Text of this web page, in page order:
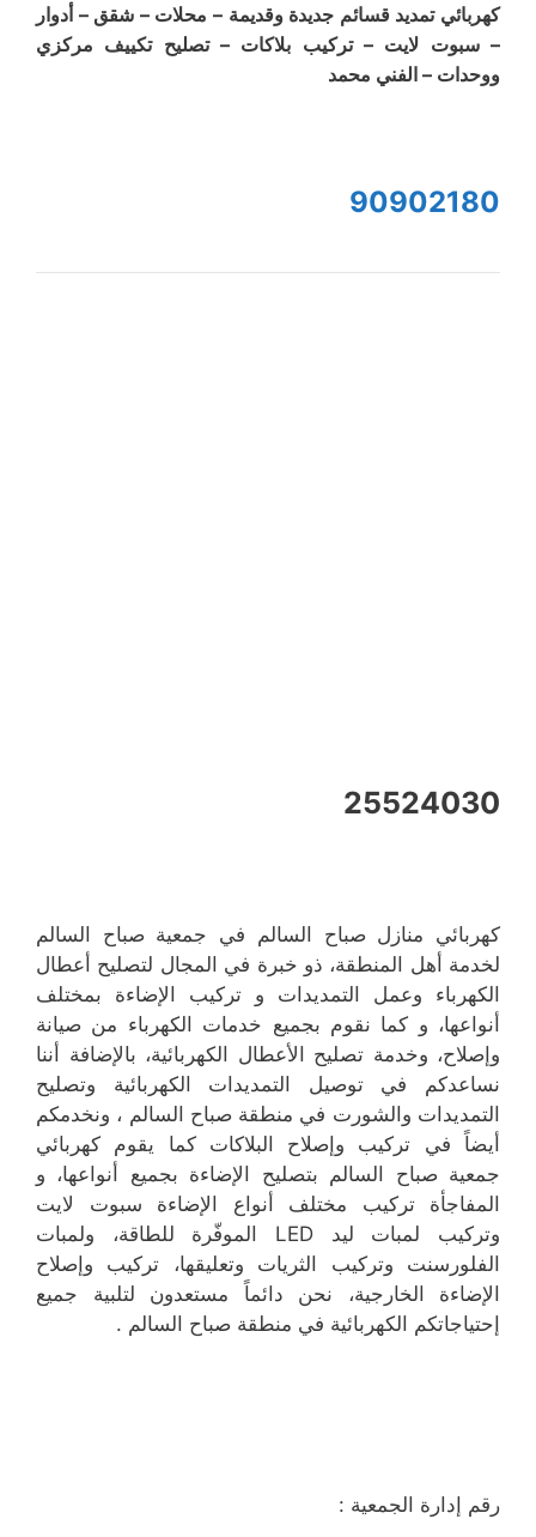
كهربائي تمديد قسائم جديدة وقديمة – محلات – شقق – أدوار
– سبوت لايت – تركيب بلاكات – تصليح تكييف مركزي
ووحدات – الفني محمد
90902180
25524030
كهربائي منازل صباح السالم في جمعية صباح السالم
لخدمة أهل المنطقة، ذو خبرة في المجال لتصليح أعطال
الكهرباء وعمل التمديدات و تركيب الإضاءة بمختلف
أنواعها، و كما نقوم بجميع خدمات الكهرباء من صيانة
وإصلاح، وخدمة تصليح الأعطال الكهربائية، بالإضافة أننا
نساعدكم في توصيل التمديدات الكهربائية وتصليح
التمديدات والشورت في منطقة صباح السالم ، ونخدمكم
أيضاً في تركيب وإصلاح البلاكات كما يقوم كهربائي
جمعية صباح السالم بتصليح الإضاءة بجميع أنواعها، و
المفاجأة تركيب مختلف أنواع الإضاءة سبوت لايت
وتركيب لمبات ليد LED الموفّرة للطاقة، ولمبات
الفلورسنت وتركيب الثريات وتعليقها، تركيب وإصلاح
الإضاءة الخارجية، نحن دائماً مستعدون لتلبية جميع
إحتياجاتكم الكهربائية في منطقة صباح السالم .
رقم إدارة الجمعية :